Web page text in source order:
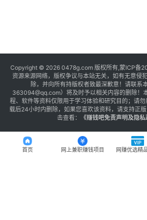
Copyright © 2026 0478g.com 版权所有,蒙ICP备
资源来源网络，版权争议与本站无关，如有无意侵
除，并向所有持版权者致最深歉意！请联系
363094@qq.com）将及时予以相关内容的删除！
程、软件等资料仅限用于学习体验和研究目的；请
载后24小时内删除，如果您喜欢该资料，请支持正
击查看：
《赚钱吧免责声明及隐私
首页 网上兼职赚钱项目 网赚优选精